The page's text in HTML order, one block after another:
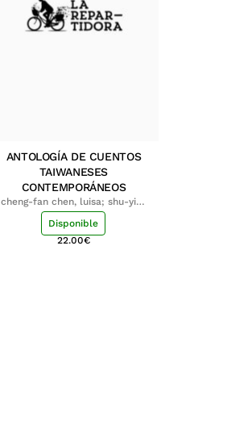
ANTOLOGÍA DE CUENTOS
TAIWANESES
CONTEMPORÁNEOS
cheng-fan chen, luisa; shu-ying
chang, luisa
Disponible
22.00€